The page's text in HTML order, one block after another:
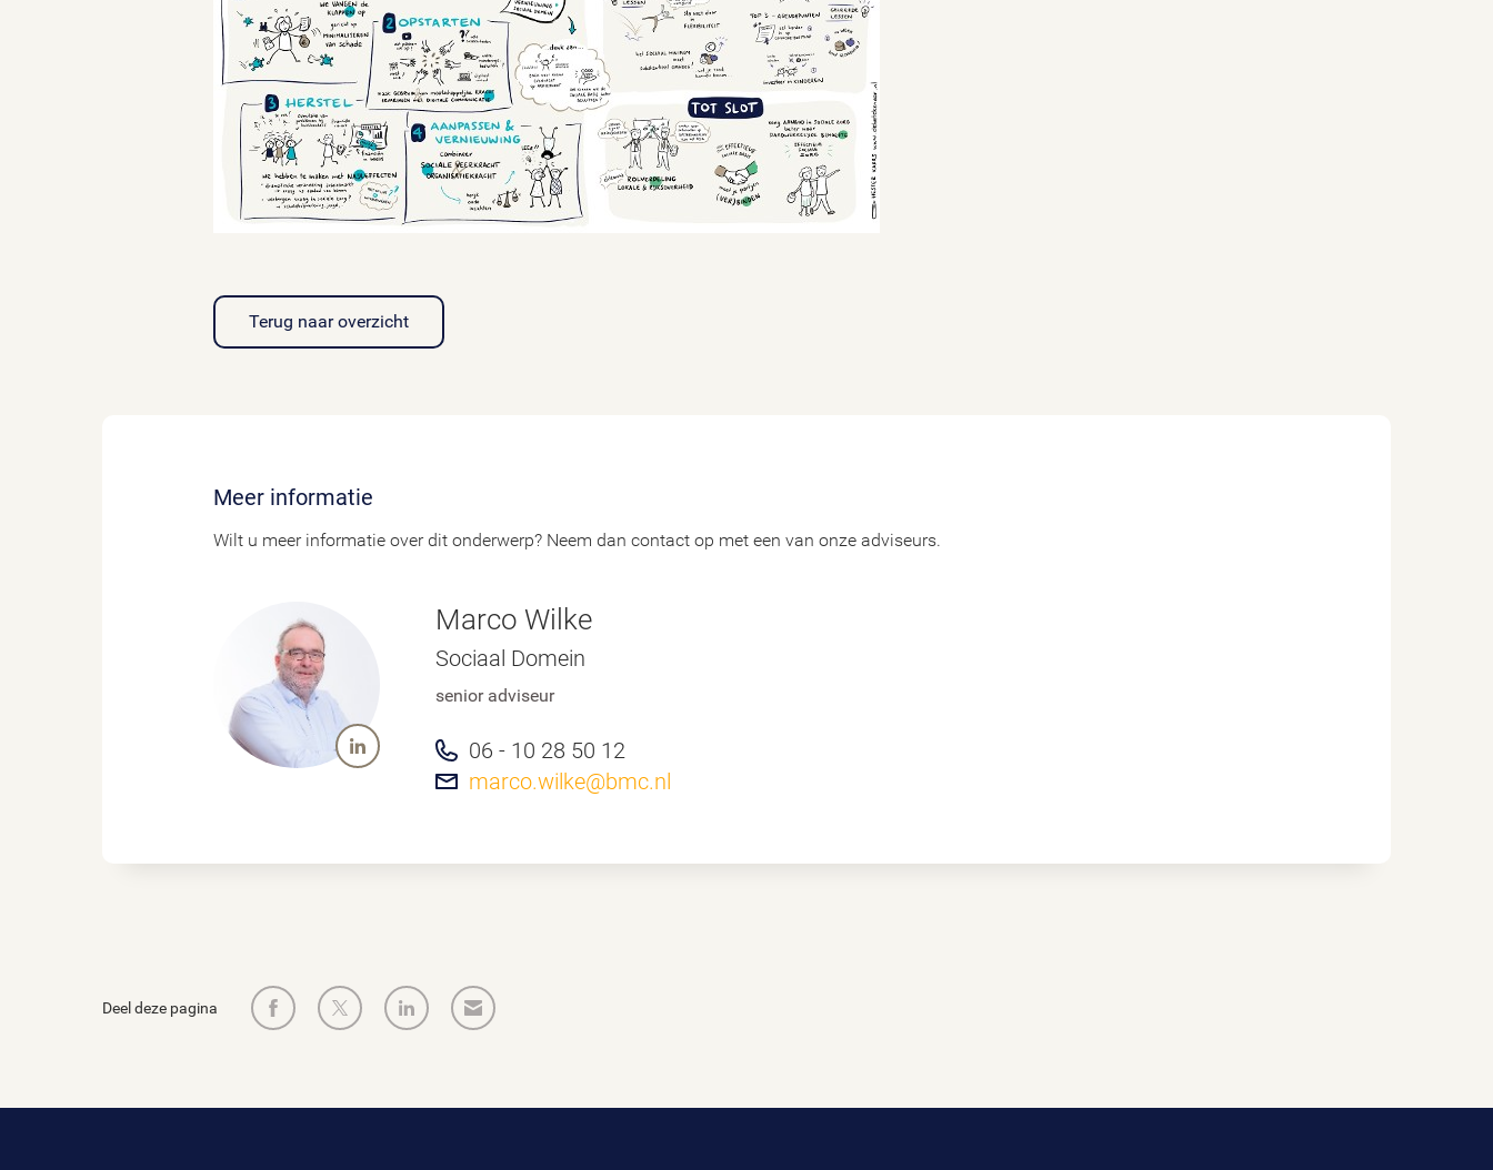
Terug naar overzicht
Meer informatie
Wilt u meer informatie over dit onderwerp? Neem dan contact op met een van onze adviseurs.
Marco Wilke
Sociaal Domein
senior adviseur
06 - 10 28 50 12
marco.wilke@bmc.nl
Deel deze pagina